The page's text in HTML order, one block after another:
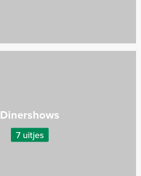
Dinershows
7 uitjes